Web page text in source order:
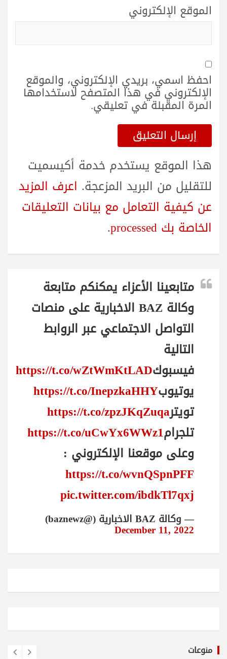
الموقع الإلكتروني
احفظ اسمي، بريدي الإلكتروني، والموقع
الإلكتروني في هذا المتصفح لاستخدامها
المرة المقبلة في تعليقي.
هذا الموقع يستخدم خدمة أكيسميت
للتقليل من البريد المزعجة. اعرف المزيد
عن كيفية التعامل مع بيانات التعليقات
الخاصة بك processed
.
متابعينا الأعزاء يمكنكم متابعة
وكالة BAZ الاخبارية على منصات
التواصل الاجتماعي عبر الروابط
التالية
فيسبوكhttps://t.co/wZtWmKtLAD
يوتيوبhttps://t.co/InepzkaHHY
تويترhttps://t.co/zpzJKqZuqa
تلجرامhttps://t.co/uCwYx6WWz1
وعلى موقعنا الإلكتروني :
https://t.co/wvnQSpnPFF
pic.twitter.com/ibdkTl7qxj
— وكالة BAZ الاخبارية (@baznewz)
December 11, 2022
منوعات